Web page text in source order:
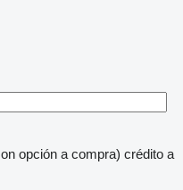
opción a compra) crédito a